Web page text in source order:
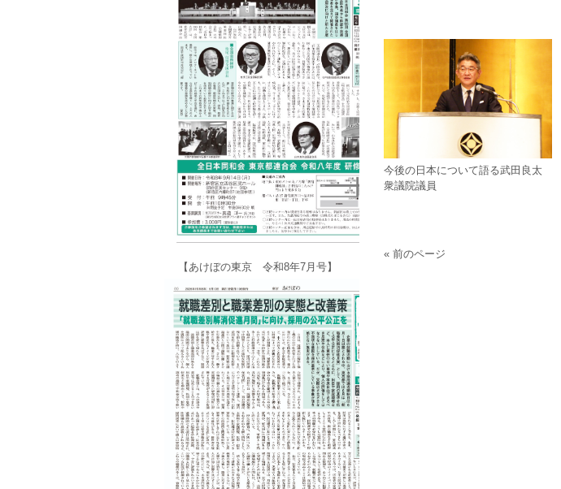
今後の日本について語る武田良太
衆議院議員
« 前のページ
【あけぼの東京 令和8年7月号】